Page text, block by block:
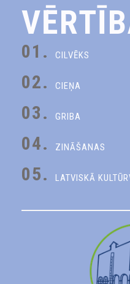
01. CILVĒKS
02. CIEŅA
03. GRIBA
04. ZINĀŠANAS
05. LATVISKĀ